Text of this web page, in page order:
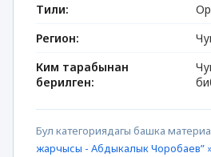
Тили:
Регион:
Ким тарабынан
берилген:
Бул категориядагы башка
жарчысы - Абдыкалык Чоробаев”